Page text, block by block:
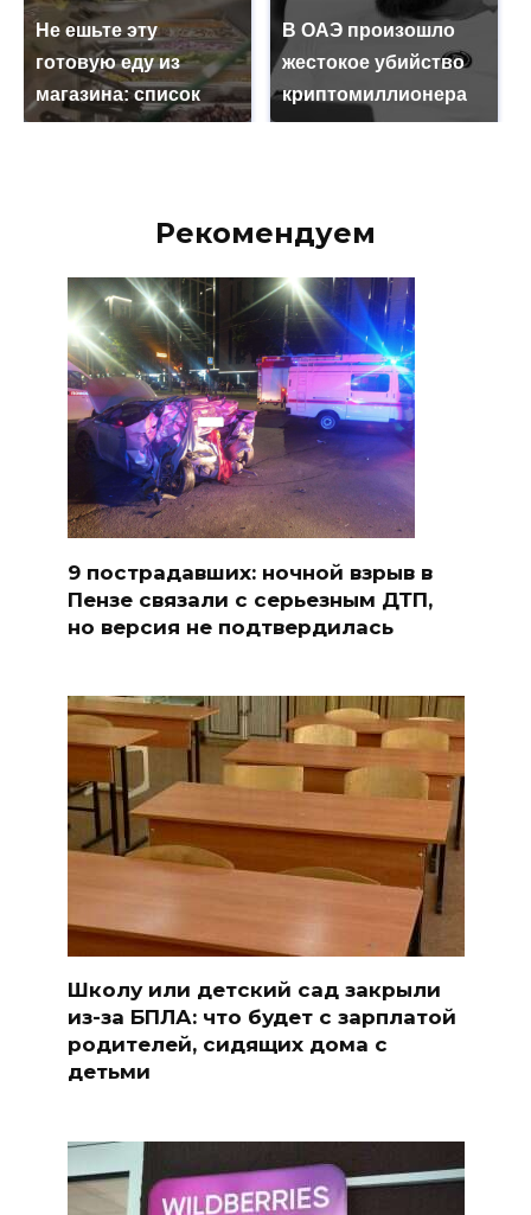
Не ешьте эту
готовую еду из
магазина: список
В ОАЭ произошло
жестокое убийство
криптомиллионера
Рекомендуем
9 пострадавших: ночной взрыв в
Пензе связали с серьезным ДТП,
но версия не подтвердилась
Школу или детский сад закрыли
из-за БПЛА: что будет с зарплатой
родителей, сидящих дома с
детьми